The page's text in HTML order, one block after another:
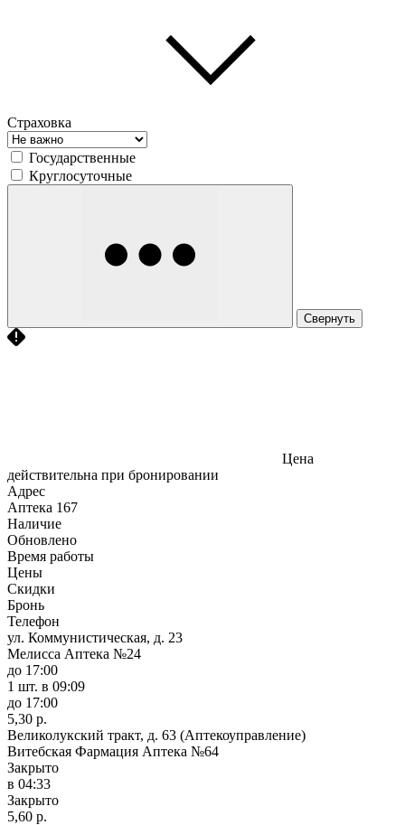
Страховка
Государственные
Круглосуточные
Свернуть
Цена
действительна при бронировании
Адрес
Аптека 167
Наличие
Обновлено
Время работы
Цены
Скидки
Бронь
Телефон
ул. Коммунистическая, д. 23
Мелисса Аптека №24
до 17:00
1 шт. в 09:09
до 17:00
5,30 р.
Великолукский тракт, д. 63 (Аптекоуправление)
Витебская Фармация Аптека №64
Закрыто
в 04:33
Закрыто
5,60 р.